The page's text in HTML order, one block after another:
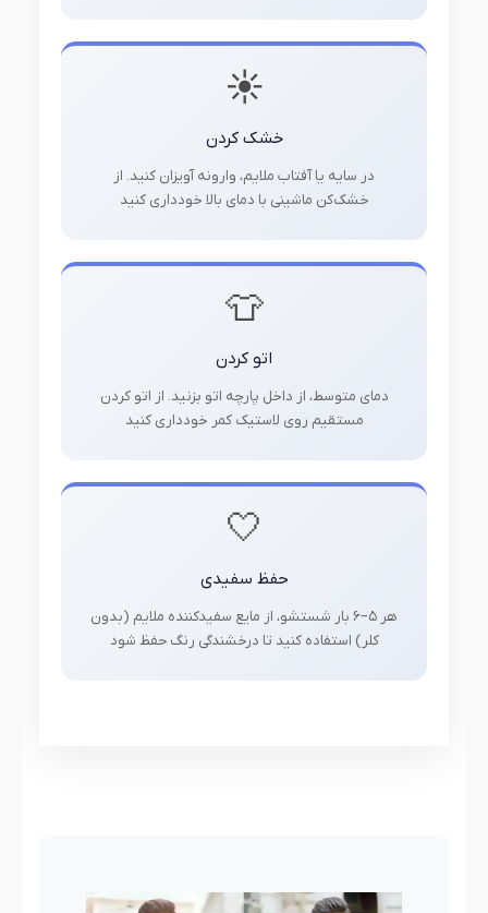
☀️
خشک کردن
در سایه یا آفتاب ملایم، وارونه آویزان کنید. از
خشک‌کن ماشینی با دمای بالا خودداری کنید
👕
اتو کردن
دمای متوسط، از داخل پارچه اتو بزنید. از اتو کردن
مستقیم روی لاستیک کمر خودداری کنید
🤍
حفظ سفیدی
هر ۵–۶ بار شستشو، از مایع سفیدکننده ملایم (بدون
کلر) استفاده کنید تا درخشندگی رنگ حفظ شود